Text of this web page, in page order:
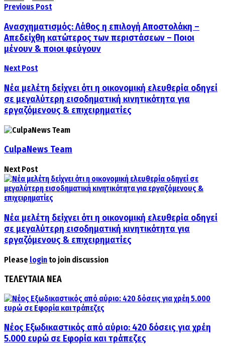
Previous Post
Ανασχηματισμός: Λάθος η επιλογή Αποστολάκη –
Απεδείχθη κατώτερος των περιστάσεων – Ποιοι
μένουν & ποιοι φεύγουν
Next Post
Νέα μελέτη δείχνει ότι η οικονομική ελευθερία οδηγεί
σε μεγαλύτερη εισοδηματική κινητικότητα για
εργαζόμενους & επιχειρηματίες
CulpaNews Team
Next Post
Νέα μελέτη δείχνει ότι η οικονομική ελευθερία οδηγεί
σε μεγαλύτερη εισοδηματική κινητικότητα για
εργαζόμενους & επιχειρηματίες
Please login to join discussion
ΤΕΛΕΥΤΑΙΑ ΝΕΑ
Νέος Εξωδικαστικός από αύριο: 420 δόσεις για χρέη
5.000 ευρώ σε Εφορία και τράπεζες